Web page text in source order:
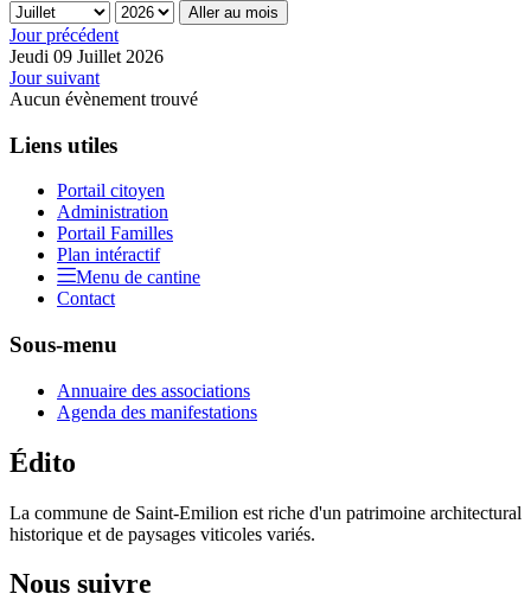
Aller au mois
Jour précédent
Jeudi 09 Juillet 2026
Jour suivant
Aucun évènement trouvé
Liens utiles
Portail citoyen
Administration
Portail Familles
Plan intéractif
Menu de cantine
Contact
Sous-menu
Annuaire des associations
Agenda des manifestations
Édito
La commune de Saint-Emilion est riche d'un patrimoine architectural
historique et de paysages viticoles variés.
Nous suivre